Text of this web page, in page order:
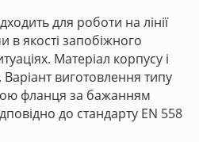
для роботи на лінії
в якості запобіжного
Матеріал корпусу і
Варіант виготовлення типу
фланця за бажанням
до стандарту EN 558